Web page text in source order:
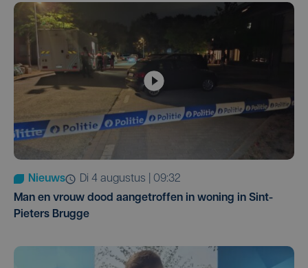
Nieuws
di 4 augustus | 09:32
Man en vrouw dood aangetroffen in woning in Sint-
Pieters Brugge